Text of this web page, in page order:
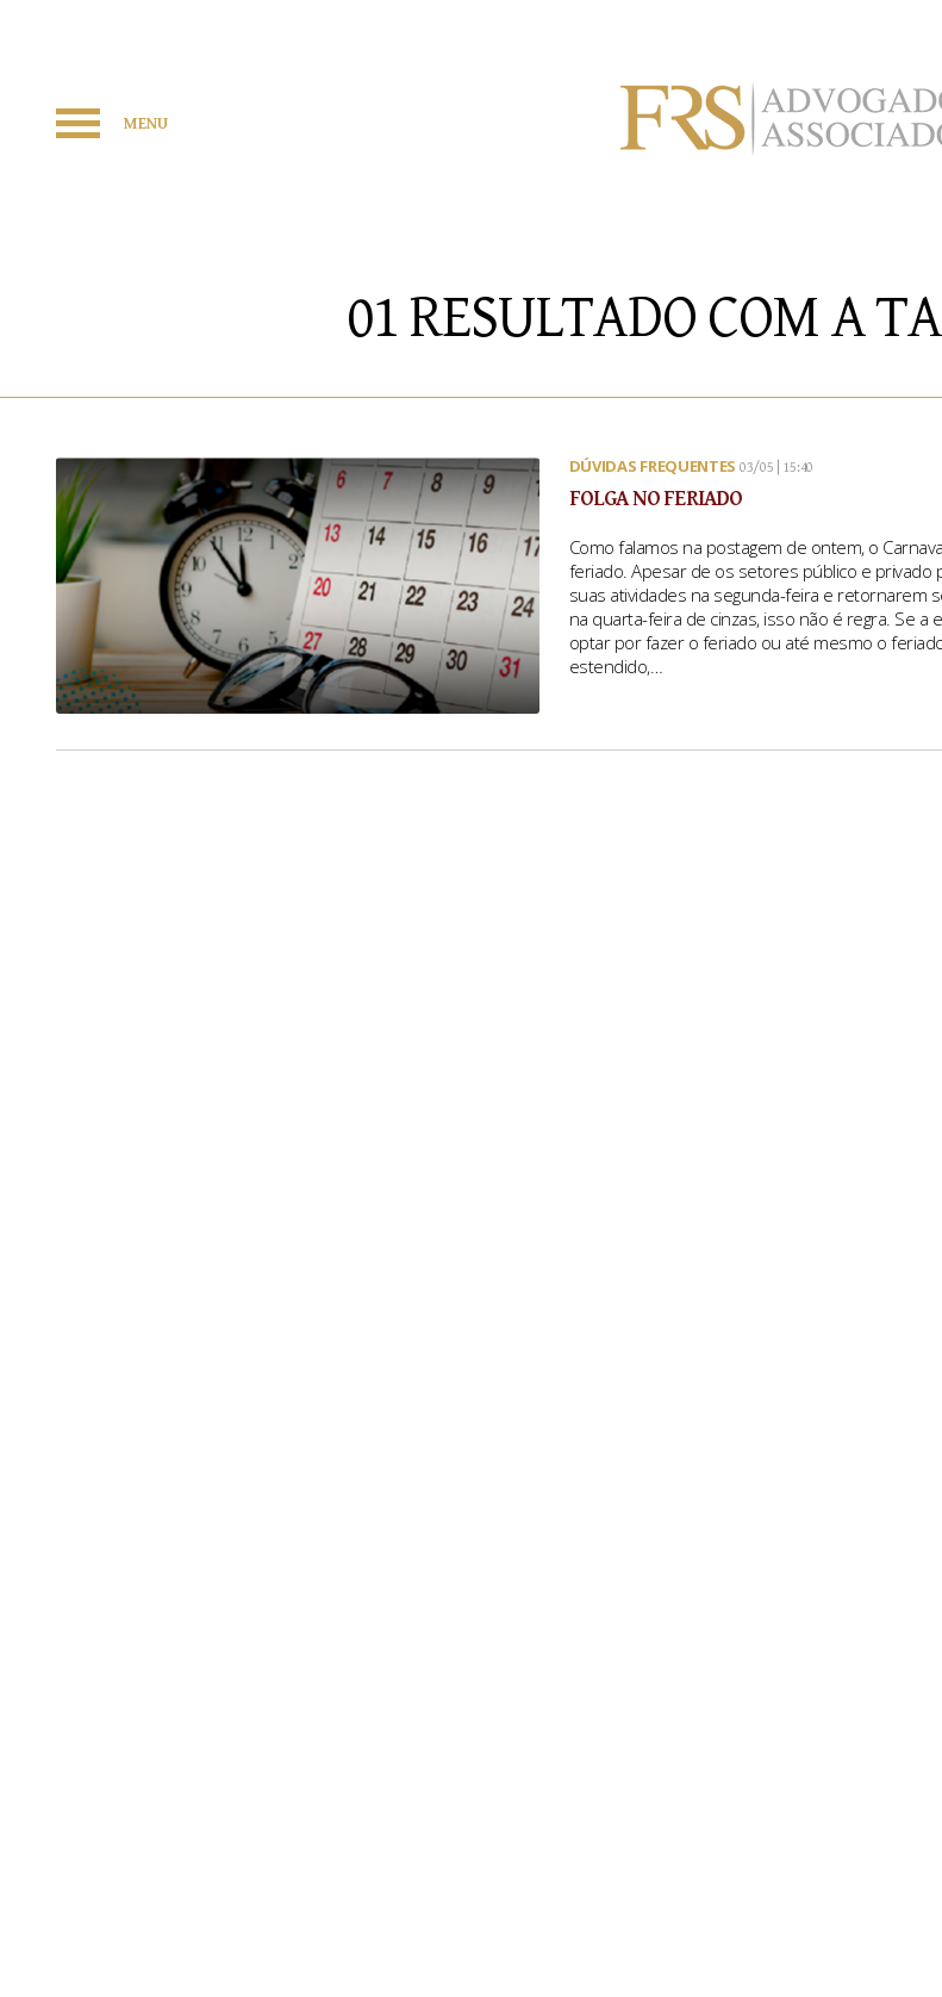
MENU
01 RESULTADO COM A
DÚVIDAS FREQUENTES 03/05 | 15:40
FOLGA NO FERIADO
Como falamos na postagem de ontem, o
feriado. Apesar de os setores público e privado
suas atividades na segunda-feira e retornarem
na quarta-feira de cinzas, isso não é regra. Se a
optar por fazer o feriado ou até mesmo o
estendido,…